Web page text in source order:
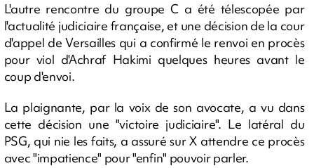
L'autre rencontre du groupe C a été télescopée par
l'actualité judiciaire française, et une décision de la cour
d'appel de Versailles qui a confirmé le renvoi en procès
pour viol d'Achraf Hakimi quelques heures avant le
coup d'envoi.
La plaignante, par la voix de son avocate, a vu dans
cette décision une "victoire judiciaire". Le latéral du
PSG, qui nie les faits, a assuré sur X attendre ce procès
avec "impatience" pour "enfin" pouvoir parler.